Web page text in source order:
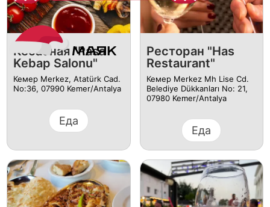
Кебабная "Pasa
Kebap Salonu"
Кемер Merkez, Atatürk Cad.
No:36, 07990 Kemer/Antalya
Еда
Ресторан "Has
Restaurant"
Кемер Merkez Mh Lise Cd.
Belediye Dükkanları No: 21,
07980 Kemer/Antalya
Еда